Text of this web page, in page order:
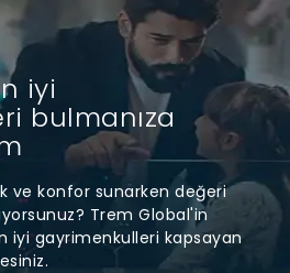
iyi
bulmanıza
ve konfor sunarken değeri
Trem Global'in
iyi gayrimenkulleri kapsayan